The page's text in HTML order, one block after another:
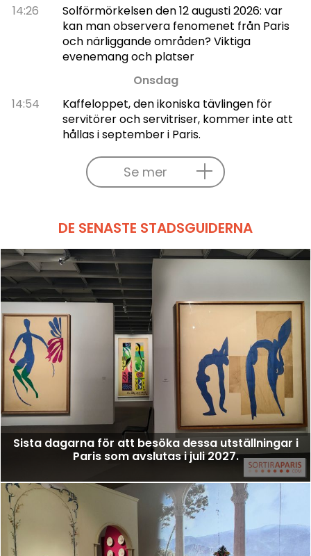
14:26
Solförmörkelsen den 12 augusti 2026: var
kan man observera fenomenet från Paris
och närliggande områden? Viktiga
evenemang och platser
Onsdag
14:54
Kaffeloppet, den ikoniska tävlingen för
servitörer och servitriser, kommer inte att
hållas i september i Paris.
Se mer
DE SENASTE STADSGUIDERNA
Sista dagarna för att besöka dessa utställningar i
Paris som avslutas i juli 2027.